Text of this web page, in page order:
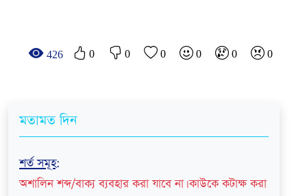
426 0 0 0 0 0 0
মতামত দিন
শর্ত সমূহ:
অশালিন শব্দ/বাক্য ব্যবহার করা যাবে না। কাউকে কটাক্ষ করা